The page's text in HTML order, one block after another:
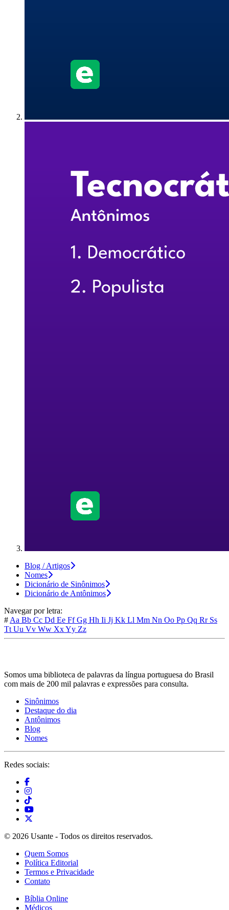
Blog / Artigos
Nomes
Dicionário de Sinônimos
Dicionário de Antônimos
Navegar por letra:
# Aa Bb Cc Dd Ee FfGg Hh Ii Jj Kk Ll Mm Nn Oo Pp Qq Rr Ss
Tt Uu Vv Ww XxYy Zz
Somos uma biblioteca de palavras da língua portuguesa do Brasil
com mais de 200 mil palavras e expressões para consulta.
Sinônimos
Destaque do dia
Antônimos
Blog
Nomes
Redes sociais:
© 2026 Usante - Todos os direitos reservados.
Quem Somos
Política Editorial
Termos e Privacidade
Contato
Bíblia Online
Médicos